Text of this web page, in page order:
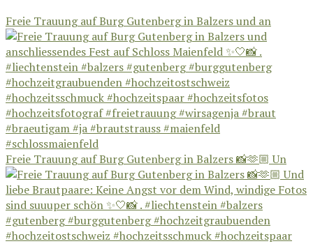
Freie Trauung auf Burg Gutenberg in Balzers und an
Freie Trauung auf Burg Gutenberg in Balzers 📸🫶🏼 Un